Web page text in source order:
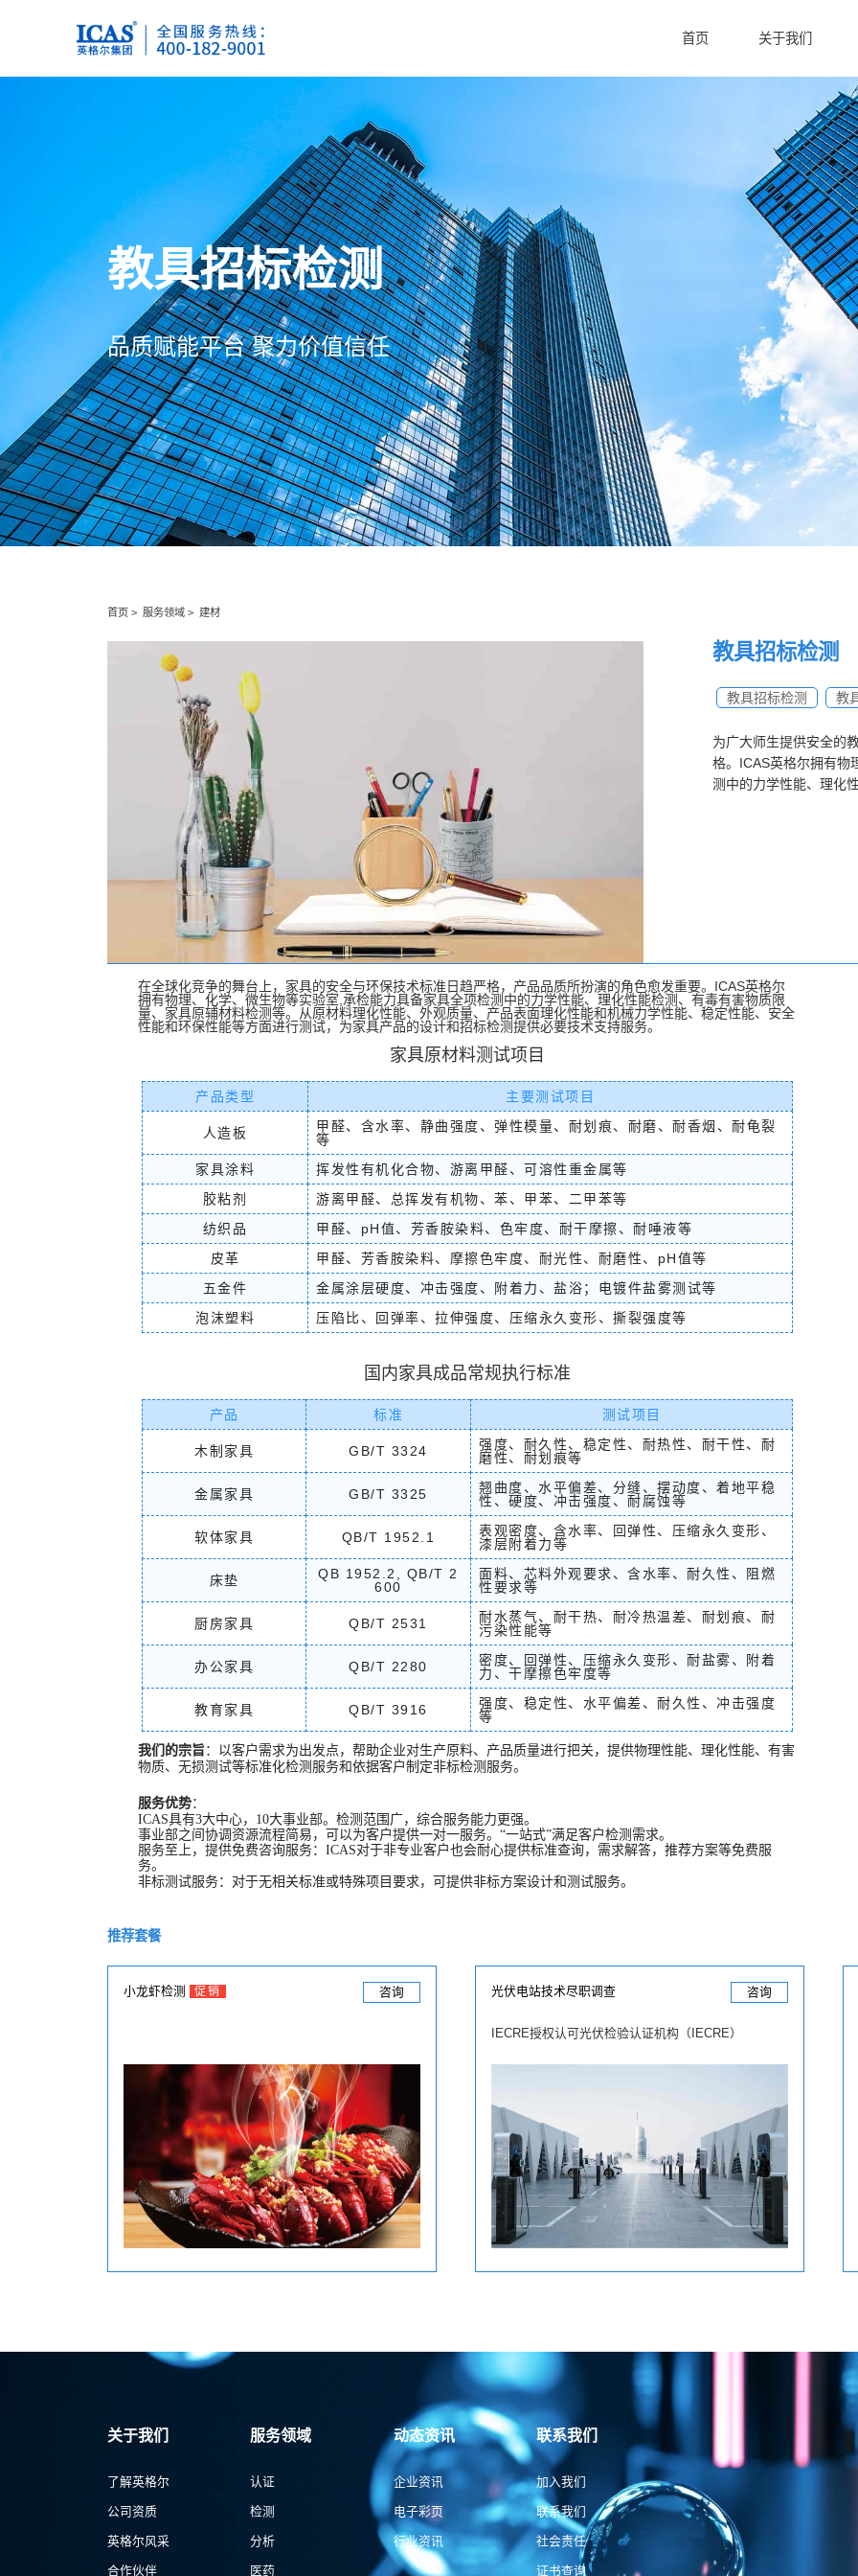
首页 关于我们
关于我们
公司简介
ICAS英格尔自2000年创立以来，一直为客户提供
更好的质量保障整体解决方案，我们的事业部始
终以“客户”为本，着重打造客户服务体验。
发展历程
英格尔集团成立于2000年，是具有UKAS和
CNAS国内双重认可的集质量保障、创新研发、
智慧能源、市场服务、企业服务及战略合作等领
域多元化发展的一体化服务平台。
我们的服务
智慧能源
化学品检测
化学原料检测 化学品理化测试
造纸助剂检测
表面活性剂检测
高分子助剂检测
皮革化学品检测
建筑工程材料助剂检测
金属加工助剂检测
油品/添加剂检测 净化除臭产品检测
电子化学品检测
电池材料检测 超纯水检测 电子材料检测
工业品检测
塑料检测 橡胶检测 油漆涂料检测 涉水产品检测
金属检测
环境检测
气体报警器 环境检测 环保咨询管家服务
环境现场及实验室服务
工业三废检测
粉尘爆炸测试 土壤调查监测
消费品检测
防疫用品检测 食品接触材料检测 烟草检测备案 消毒剂检测 化妆品检测备案
汽车检测
电子电气检测
电力电缆相关产品及附件材料检测 电子电气失效检测
MAC地址购买 CCC/CTA/SRRC咨询服务
电子电气检测
SAR（电磁照射）测试
电磁兼容EMC测试
射频测试 电池测试
光伏新能源检测
IEC61215与IEC61730光伏组件测试
光伏电站检测、验收
风电服务
光伏电站尽职调查与评估服务
光伏电站无人机红外巡检服务
光伏组件认证与实验室测试服务
绿色建筑材料的吸声隔声测试 防护栏检测 广告牌检测 建材检测
板材检测
家具招标检测
防火阻燃检测
其他检测
第三方软件测评 MTC证书 眼镜检测 攀岩项目检测
小家电产品检测
净化材料检测
工业CT扫描检测
抗震支吊架、托臂支架、综合管廊支架性能检测
预埋滑槽性能检测
洁净室综合性能检测服务 半导体服务
土壤普查服务
消毒产品病毒灭火检测
防火阻燃检测服务 日化产品质检 净化产品
油品
绿色工厂
英格尔半导体服务 小家电检测页面
半导体洁净度检测
AMC监控检测
半导体洁净度检测 空气过滤器检测 锂电池检测
特气管道检测
新风机检测
特种设备检测 空气净化器检测 纺织品抗菌检测
塑胶跑道检测
家具产品检测
涉水产品检测 油墨测试 油漆涂料测试
英格尔研发分析中心
第三方检测机构 工业诊断 未知物检测分析
动态资讯
电子彩页
公司简介
ICAS英格尔自2000年创立以来，一直为客户提供
更好的质量保障整体解决方案，我们的事业部始
终以“客户”为本，着重打造客户服务体验。
发展历程
英格尔集团成立于2000年，是具有UKAS和
CNAS国内双重认可的集质量保障、创新研发、
智慧能源、市场服务、企业服务及战略合作等领
域多元化发展的一体化服务平台。
联系我们
社会责任
证书查询
社会责任承诺
公司简介
ICAS英格尔自2000年创立以来，一直为客户提供
更好的质量保障整体解决方案，我们的事业部始
终以“客户”为本，着重打造客户服务体验。
发展历程
英格尔集团成立于2000年，是具有UKAS和
CNAS国内双重认可的集质量保障、创新研发、
智慧能源、市场服务、企业服务及战略合作等领
域多元化发展的一体化服务平台。
教具招标检测
品质赋能平台 聚力价值信任
首页 > 服务领域 > 建材
教具招标检测
教具招标检测 教
为广大师生提供安全的
格。ICAS英格尔拥有物
测中的力学性能、理化
在全球化竞争的舞台上，家具的安全与环保技术标准日趋严格，产品品质所扮演的角色愈发重要。ICAS英格尔
拥有物理、化学、微生物等实验室,承检能力具备家具全项检测中的力学性能、理化性能检测、有毒有害物质限
量、家具原辅材料检测等。从原材料理化性能、外观质量、产品表面理化性能和机械力学性能、稳定性能、安全
性能和环保性能等方面进行测试，为家具产品的设计和招标检测提供必要技术支持服务。
家具原材料测试项目
产品类型 主要测试项目
人造板
甲醛、含水率、静曲强度、弹性模量、耐划痕、耐磨、耐香烟、耐龟裂
等
家具涂料
挥发性有机化合物、游离甲醛、可溶性重金属等
胶粘剂
游离甲醛、总挥发有机物、苯、甲苯、二甲苯等
纺织品
甲醛、pH值、芳香胺染料、色牢度、耐干摩擦、耐唾液等
皮革
甲醛、芳香胺染料、摩擦色牢度、耐光性、耐磨性、pH值等
五金件
金属涂层硬度、冲击强度、附着力、盐浴；电镀件盐雾测试等
泡沫塑料
压陷比、回弹率、拉伸强度、压缩永久变形、撕裂强度等
国内家具成品常规执行标准
产品 标准 测试项目
木制家具 GB/T 3324
强度、耐久性、稳定性、耐热性、耐干性、耐
磨性、耐划痕等
金属家具 GB/T 3325
翘曲度、水平偏差、分缝、摆动度、着地平稳
性、硬度、冲击强度、耐腐蚀等
软体家具 QB/T 1952.1
表观密度、含水率、回弹性、压缩永久变形、
漆层附着力等
床垫
QB 1952.2, QB/T 2
600
面料、芯料外观要求、含水率、耐久性、阻燃
性要求等
厨房家具 QB/T 2531
耐水蒸气、耐干热、耐冷热温差、耐划痕、耐
污染性能等
办公家具 QB/T 2280
密度、回弹性、压缩永久变形、耐盐雾、附着
力、干摩擦色牢度等
教育家具 QB/T 3916
强度、稳定性、水平偏差、耐久性、冲击强度
等
我们的宗旨 ：以客户需求为出发点，帮助企业对生产原料、产品质量进行把关，提供物理性能、理化性能、有害
物质、无损测试等标准化检测服务和依据客户制定非标检测服务。
服务优势：
ICAS具有3大中心，10大事业部。检测范围广，综合服务能力更强。
事业部之间协调资源流程简易，可以为客户提供一对一服务。“一站式”满足客户检测需求。
服务至上，提供免费咨询服务：ICAS对于非专业客户也会耐心提供标准查询，需求解答，推荐方案等免费服
务。
非标测试服务：对于无相关标准或特殊项目要求，可提供非标方案设计和测试服务。
推荐套餐
小龙虾检测 促销 咨询 光伏电站技术尽职调查 咨询
IECRE授权认可光伏检验认证机构（IECRE）
关于我们
了解英格尔
公司资质
英格尔风采
合作伙伴
服务领域
认证
检测
分析
医药
动态资讯
企业资讯
电子彩页
行业资讯
联系我们
加入我们
联系我们
社会责任
证书查询